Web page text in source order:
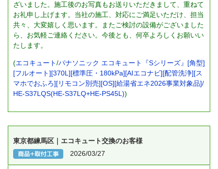
ざいました。施工後のお写真もお送りいただきまして、重ねて
お礼申し上げます。当社の施工、対応にご満足いただけ、担当
共々、大変嬉しく思います。またご検討の設備がございました
ら、お気軽ご連絡ください。今後とも、何卒よろしくお願いい
たします。
(エコキュート/パナソニック エコキュート『Sシリーズ』[角型]
[フルオート][370L][標準圧・180kPa][AIエコナビ][配管洗浄][ス
マホでおふろ][リモコン別売][OS][給湯省エネ2026事業対象品]/
HE-S37LQS(HE-S37LQ+HE-PS45L))
東京都練馬区｜エコキュート交換のお客様
2026/03/27